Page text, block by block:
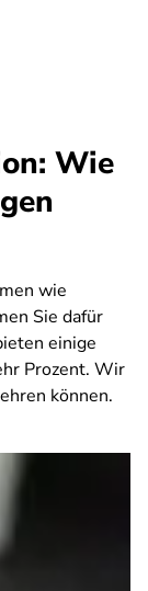
Wie
wie
Sie dafür
einige
Prozent. Wir
können.